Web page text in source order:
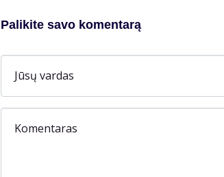
Palikite savo komentarą
Jūsų vardas
Komentaras